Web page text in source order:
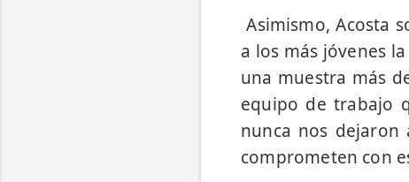
Asimismo, Acosta
a los más jóvenes
una muestra más
equipo de trabajo
nunca nos dejaron
comprometen con